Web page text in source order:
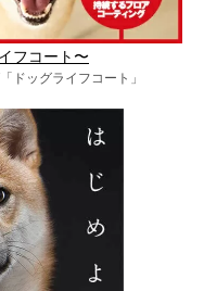
フコート〜
ドッグライフコート」